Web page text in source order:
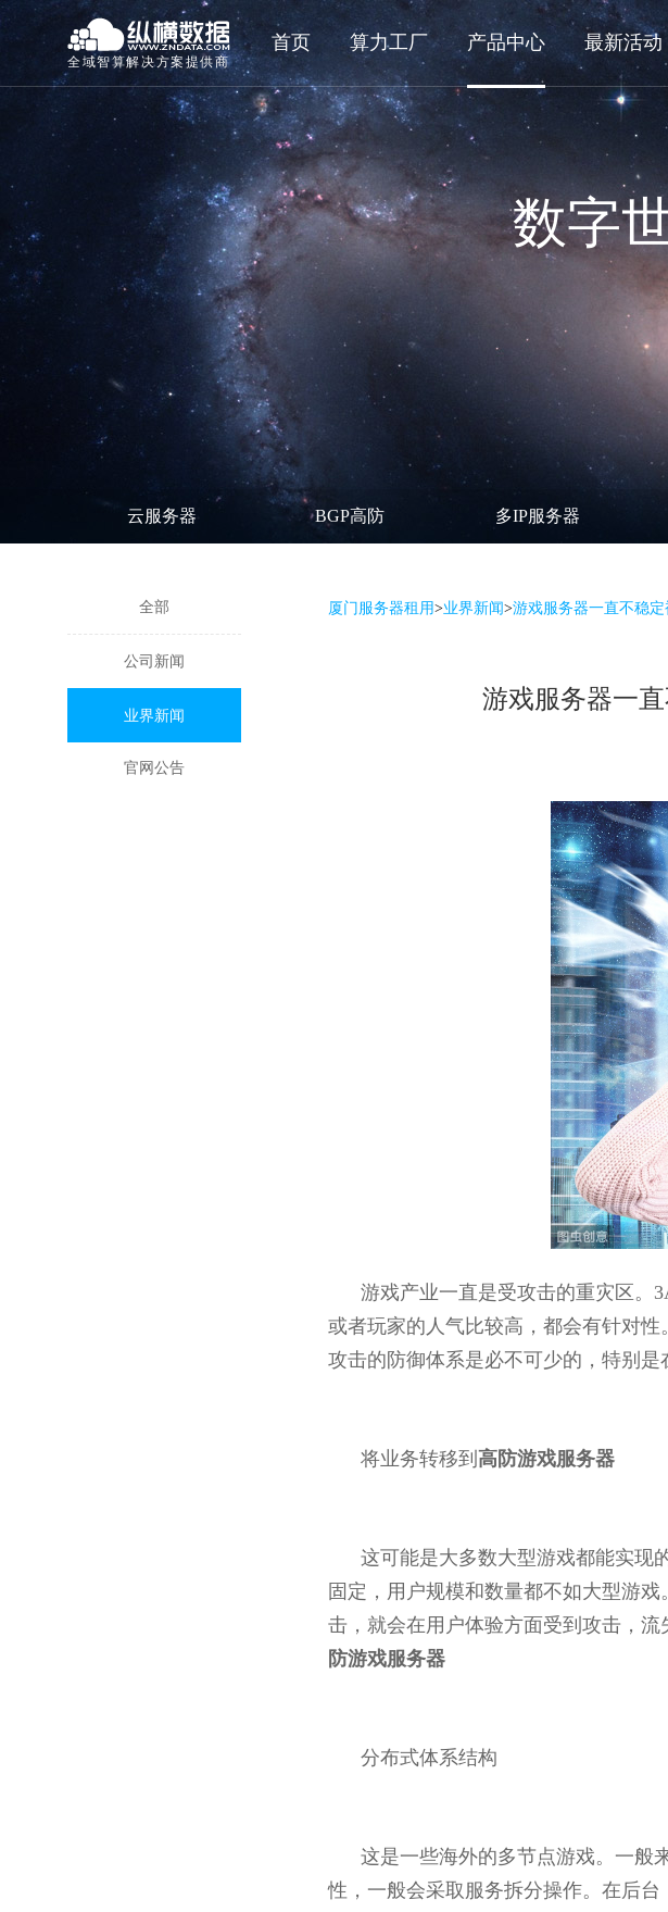
全域智算解决方案提供商
首页 算力工厂 产品中心 最新活动
数字
云服务器 BGP高防 多IP服务器
全部
公司新闻
业界新闻
官网公告
厦门服务器租用>业界新闻>游戏服务器一直不稳
游戏服务器一
游戏产业一直是受攻击的重灾区。
或者玩家的人气比较高，都会有针对性
攻击的防御体系是必不可少的，特别
将业务转移到 高防游戏服务器
这可能是大多数大型游戏都能实现
固定，用户规模和数量都不如大型游
击，就会在用户体验方面受到攻击，
防游戏服务器
分布式体系结构
这是一些海外的多节点游戏。一般
性，一般会采取服务拆分操作。在后